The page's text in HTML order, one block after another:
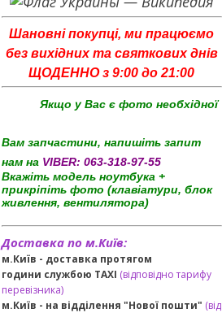
Шановні покупці, ми працюємо
без вихідних та святкових днів
ЩОДЕННО з 9:00 до 21:00
Якщо у Вас є фото необхідної
Вам запчастини, напишіть запит
нам на VIBER: 063-318-97-55
Вкажіть модель ноутбука +
прикріпіть фото (клавіатури, блок
живлення, вентилятора)
Доставка по м.Київ:
м.Київ - доставка протягом
години службою TAXI (відповідно тарифу
перевізника)
м.Київ - на відділення "Нової пошти" (від